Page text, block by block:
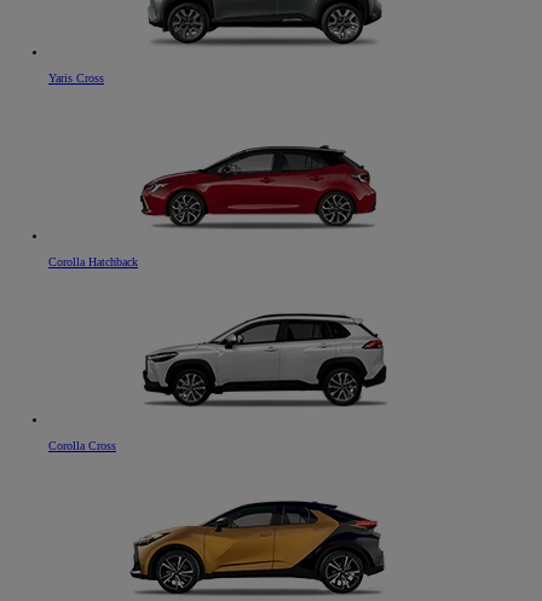
Yaris Cross
Corolla Hatchback
Corolla Cross